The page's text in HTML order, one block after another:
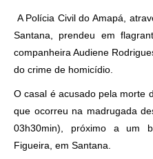
A Polícia Civil do Amapá,
Santana, prendeu em
companheira Audiene
do crime de homicídio.
O casal é acusado pela morte
que ocorreu na madrugada
03h30min), próximo a um
Figueira, em Santana.